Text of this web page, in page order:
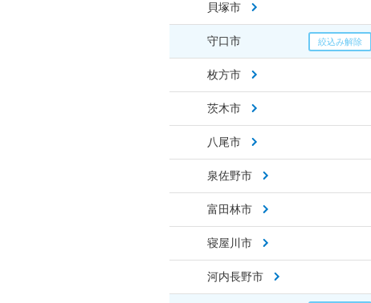
貝塚市
守口市
枚方市
茨木市
八尾市
泉佐野市
富田林市
寝屋川市
河内長野市